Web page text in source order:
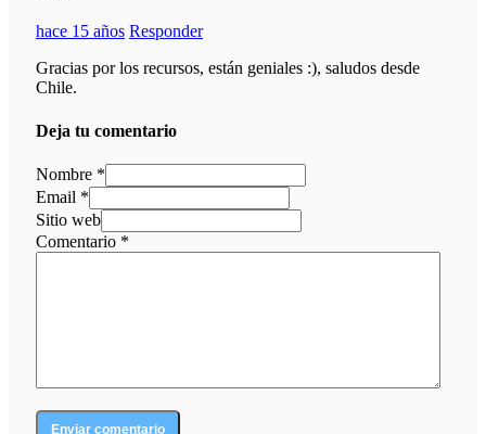
hace 15 años Responder
Gracias por los recursos, están geniales :), saludos desde
Chile.
Deja tu comentario
Nombre *
Email *
Sitio web
Comentario *